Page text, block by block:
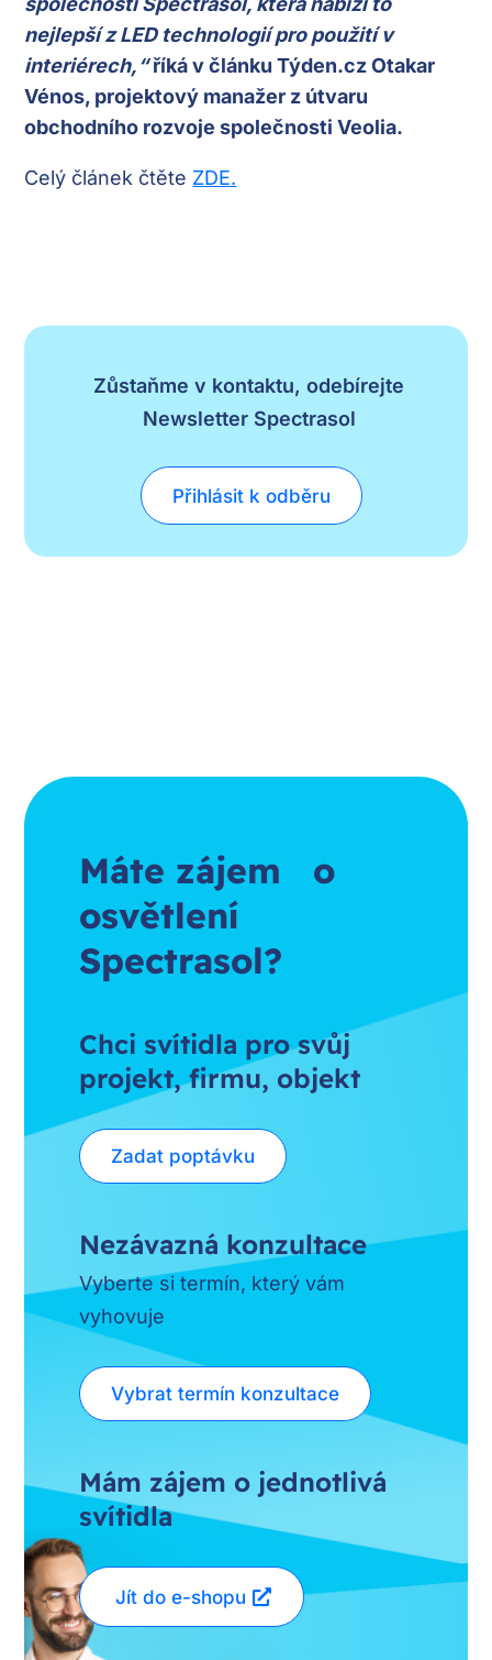
nejlepší z LED technologií pro použití v
interiérech,“říká v článku Týden.cz Otakar
Vénos, projektový manažer z útvaru
obchodního rozvoje společnosti Veolia.
Celý článek čtěte ZDE.
Zůstaňme v kontaktu, odebírejte
Newsletter Spectrasol
Přihlásit k odběru
Máte zájem o
osvětlení
Spectrasol?
Chci svítidla pro svůj
projekt, firmu, objekt
Zadat poptávku
Nezávazná konzultace
Vyberte si termín, který vám
vyhovuje
Vybrat termín konzultace
Mám zájem o jednotlivá
svítidla
Jít do e-shopu